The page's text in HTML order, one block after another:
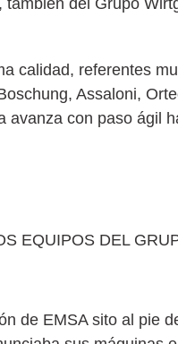
calidad, referentes
Assaloni,
avanza con paso ágil
EQUIPOS DEL
de EMSA sito al pie